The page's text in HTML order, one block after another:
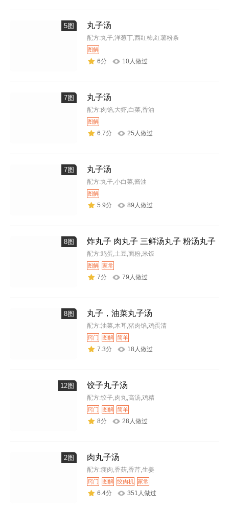
5图 丸子汤
配方:丸子,洋葱丁,西红柿,红薯粉条
图解
6分 10人做过
7图 丸子汤
配方:肉馅,大虾,白菜,香油
图解
6.7分 25人做过
7图 丸子汤
配方:丸子,小白菜,酱油
图解
5.9分 89人做过
8图 炸丸子 肉丸子 三鲜汤丸子 粉汤丸子
配方:鸡蛋,土豆,面粉,米饭
图解 家常
7分 79人做过
8图 丸子，油菜丸子汤
配方:油菜,木耳,猪肉馅,鸡蛋清
窍门 图解 简单
7.3分 18人做过
12图 饺子丸子汤
配方:饺子,肉丸,高汤,鸡精
窍门 图解 简单
8分 28人做过
2图 肉丸子汤
配方:瘦肉,香菇,香芹,生姜
窍门 图解 绞肉机 家常
6.4分 351人做过